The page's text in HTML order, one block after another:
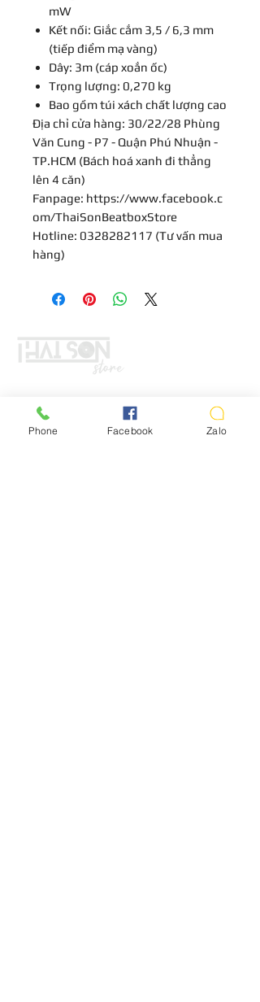
mW
Kết nối: Giắc cắm 3,5 / 6,3 mm
(tiếp điểm mạ vàng)
Dây: 3m (cáp xoắn ốc)
Trọng lượng: 0,270 kg
Bao gồm túi xách chất lượng cao
Địa chỉ cửa hàng: 30/22/28 Phùng
Văn Cung - P7 - Quận Phú Nhuận -
TP.HCM (Bách hoá xanh đi thẳng
lên 4 căn)
Fanpage: https://www.facebook.c
om/ThaiSonBeatboxStore
Hotline: 0328282117 (Tư vấn mua
hàng)
LIÊN HỆ
Phone Facebook Zalo